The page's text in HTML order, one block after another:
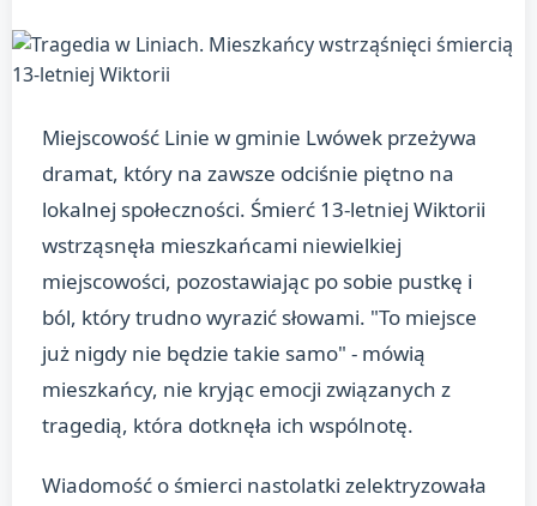
Miejscowość Linie w gminie Lwówek przeżywa
dramat, który na zawsze odciśnie piętno na
lokalnej społeczności. Śmierć 13-letniej Wiktorii
wstrząsnęła mieszkańcami niewielkiej
miejscowości, pozostawiając po sobie pustkę i
ból, który trudno wyrazić słowami. "To miejsce
już nigdy nie będzie takie samo" - mówią
mieszkańcy, nie kryjąc emocji związanych z
tragedią, która dotknęła ich wspólnotę.
Wiadomość o śmierci nastolatki zelektryzowała